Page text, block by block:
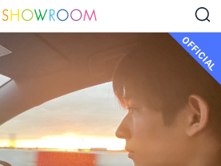
OFFICIAL